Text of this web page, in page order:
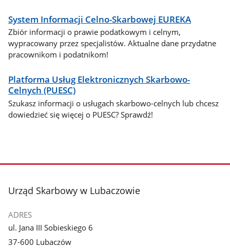
System Informacji Celno-Skarbowej EUREKA
Zbiór informacji o prawie podatkowym i celnym,
wypracowany przez specjalistów. Aktualne dane przydatne
pracownikom i podatnikom!
Platforma Usług Elektronicznych Skarbowo-
Celnych (PUESC)
Szukasz informacji o usługach skarbowo-celnych lub chcesz
dowiedzieć się więcej o PUESC? Sprawdź!
stopka
Urząd Skarbowy w Lubaczowie
ADRES
ul. Jana III Sobieskiego 6
37-600 Lubaczów